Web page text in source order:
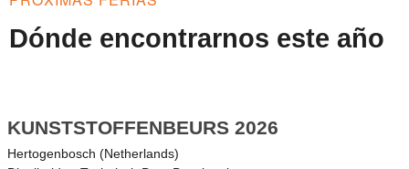
Dónde encontrarnos este año
KUNSTSTOFFENBEURS 2026
Hertogenbosch (Netherlands)